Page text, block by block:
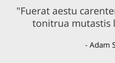
"Fuerat aestu
tonitrua mutastis
- Adam